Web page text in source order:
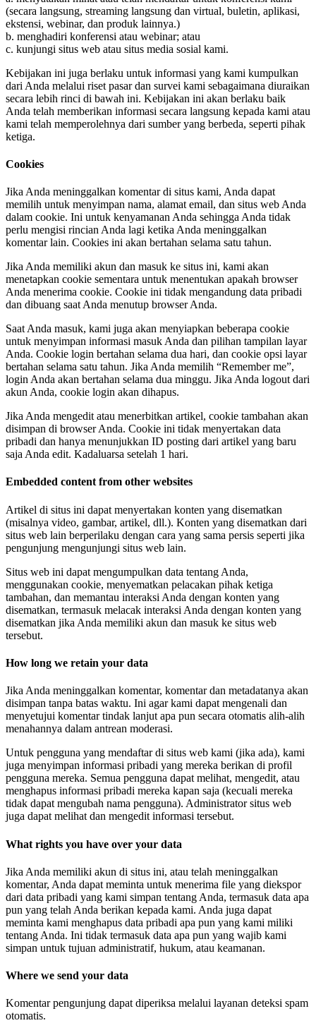
(secara langsung, streaming langsung dan virtual, buletin, aplikasi,
ekstensi, webinar, dan produk lainnya.)
b. menghadiri konferensi atau webinar; atau
c. kunjungi situs web atau situs media sosial kami.
Kebijakan ini juga berlaku untuk informasi yang kami kumpulkan
dari Anda melalui riset pasar dan survei kami sebagaimana diuraikan
secara lebih rinci di bawah ini. Kebijakan ini akan berlaku baik
Anda telah memberikan informasi secara langsung kepada kami atau
kami telah memperolehnya dari sumber yang berbeda, seperti pihak
ketiga.
Cookies
Jika Anda meninggalkan komentar di situs kami, Anda dapat
memilih untuk menyimpan nama, alamat email, dan situs web Anda
dalam cookie. Ini untuk kenyamanan Anda sehingga Anda tidak
perlu mengisi rincian Anda lagi ketika Anda meninggalkan
komentar lain. Cookies ini akan bertahan selama satu tahun.
Jika Anda memiliki akun dan masuk ke situs ini, kami akan
menetapkan cookie sementara untuk menentukan apakah browser
Anda menerima cookie. Cookie ini tidak mengandung data pribadi
dan dibuang saat Anda menutup browser Anda.
Saat Anda masuk, kami juga akan menyiapkan beberapa cookie
untuk menyimpan informasi masuk Anda dan pilihan tampilan layar
Anda. Cookie login bertahan selama dua hari, dan cookie opsi layar
bertahan selama satu tahun. Jika Anda memilih “Remember me”,
login Anda akan bertahan selama dua minggu. Jika Anda logout dari
akun Anda, cookie login akan dihapus.
Jika Anda mengedit atau menerbitkan artikel, cookie tambahan akan
disimpan di browser Anda. Cookie ini tidak menyertakan data
pribadi dan hanya menunjukkan ID posting dari artikel yang baru
saja Anda edit. Kadaluarsa setelah 1 hari.
Embedded content from other websites
Artikel di situs ini dapat menyertakan konten yang disematkan
(misalnya video, gambar, artikel, dll.). Konten yang disematkan dari
situs web lain berperilaku dengan cara yang sama persis seperti jika
pengunjung mengunjungi situs web lain.
Situs web ini dapat mengumpulkan data tentang Anda,
menggunakan cookie, menyematkan pelacakan pihak ketiga
tambahan, dan memantau interaksi Anda dengan konten yang
disematkan, termasuk melacak interaksi Anda dengan konten yang
disematkan jika Anda memiliki akun dan masuk ke situs web
tersebut.
How long we retain your data
Jika Anda meninggalkan komentar, komentar dan metadatanya akan
disimpan tanpa batas waktu. Ini agar kami dapat mengenali dan
menyetujui komentar tindak lanjut apa pun secara otomatis alih-alih
menahannya dalam antrean moderasi.
Untuk pengguna yang mendaftar di situs web kami (jika ada), kami
juga menyimpan informasi pribadi yang mereka berikan di profil
pengguna mereka. Semua pengguna dapat melihat, mengedit, atau
menghapus informasi pribadi mereka kapan saja (kecuali mereka
tidak dapat mengubah nama pengguna). Administrator situs web
juga dapat melihat dan mengedit informasi tersebut.
What rights you have over your data
Jika Anda memiliki akun di situs ini, atau telah meninggalkan
komentar, Anda dapat meminta untuk menerima file yang diekspor
dari data pribadi yang kami simpan tentang Anda, termasuk data apa
pun yang telah Anda berikan kepada kami. Anda juga dapat
meminta kami menghapus data pribadi apa pun yang kami miliki
tentang Anda. Ini tidak termasuk data apa pun yang wajib kami
simpan untuk tujuan administratif, hukum, atau keamanan.
Where we send your data
Komentar pengunjung dapat diperiksa melalui layanan deteksi spam
otomatis.